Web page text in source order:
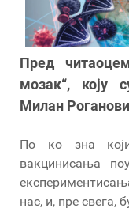
Пред
мозак“, коју
Милан
По ко зна
вакцинисања
нас, и, пре свега,